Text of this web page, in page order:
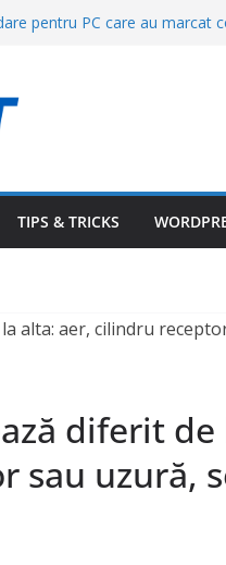
pentru PC care au marcat
multe dintre avioane sunt
mai mult când cumperi puțin.
le folosesc zilnic
TIPS & TRICKS
diferit de
sau uzură,